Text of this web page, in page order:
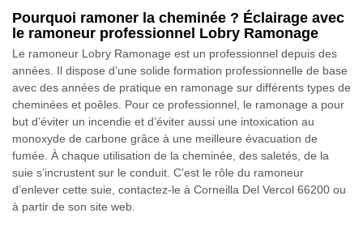
Pourquoi ramoner la cheminée ? Éclairage avec
le ramoneur professionnel Lobry Ramonage
Le ramoneur Lobry Ramonage est un professionnel depuis des
années. Il dispose d’une solide formation professionnelle de base
avec des années de pratique en ramonage sur différents types de
cheminées et poêles. Pour ce professionnel, le ramonage a pour
but d’éviter un incendie et d’éviter aussi une intoxication au
monoxyde de carbone grâce à une meilleure évacuation de
fumée. À chaque utilisation de la cheminée, des saletés, de la
suie s’incrustent sur le conduit. C’est le rôle du ramoneur
d’enlever cette suie, contactez-le à Corneilla Del Vercol 66200 ou
à partir de son site web.